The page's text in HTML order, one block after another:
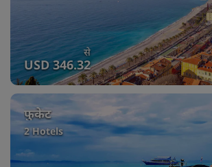
से
USD 346.32
फुकेट
2 Hotels